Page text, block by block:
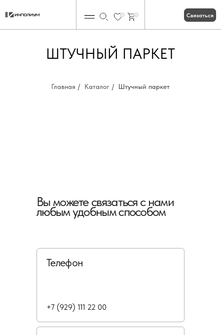
Связаться
ШТУЧНЫЙ ПАРКЕТ
Главная / Каталог / Штучный паркет
Вы можете связаться с нами
любым удобным способом
Телефон
+7 (929) 111 22 00